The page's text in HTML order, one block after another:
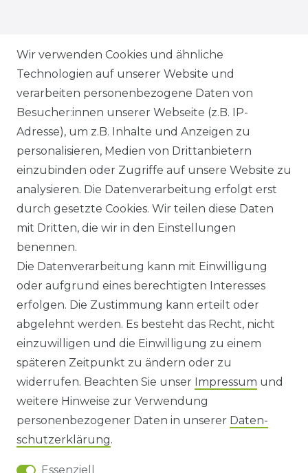
VERSANDARTEN & -KOSTEN
GEWERBETREIBENDE?
HILFE
KONTAKT
ANFAHRT
WIDERRUFS­FORMULAR
HINWEISE ZUR BATTERIEENTSORGUNG
IMPRESSUM
AGB UND KUNDENINFORMATIONEN
DATENSCHUTZERKLÄRUNG
BARRIEREFREIHEIT
Wir verwenden Cookies und ähnliche
Technologien auf unserer Website und
verarbeiten personenbezogene Daten von
Besucher:innen unserer Webseite (z.B. IP-
Adresse), um z.B. Inhalte und Anzeigen zu
personalisieren, Medien von Drittanbietern
einzubinden oder Zugriffe auf unsere Website zu
analysieren. Die Datenverarbeitung erfolgt erst
durch gesetzte Cookies. Wir teilen diese Daten
mit Dritten, die wir in den Einstellungen
benennen.
Die Datenverarbeitung kann mit Einwilligung
oder aufgrund eines berechtigten Interesses
erfolgen. Die Zustimmung kann erteilt oder
abgelehnt werden. Es besteht das Recht, nicht
einzuwilligen und die Einwilligung zu einem
späteren Zeitpunkt zu ändern oder zu
widerrufen. Beachten Sie unser Impressum und
weitere Hinweise zur Verwendung
personenbezogener Daten in unserer Daten­
schutz­erklärung.
Essenziell